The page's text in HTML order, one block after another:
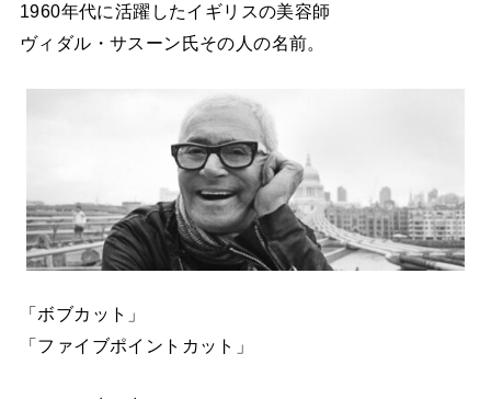
1960年代に活躍したイギリスの美容師
ヴィダル・サスーン氏その人の名前。
「ボブカット」
「ファイブポイントカット」